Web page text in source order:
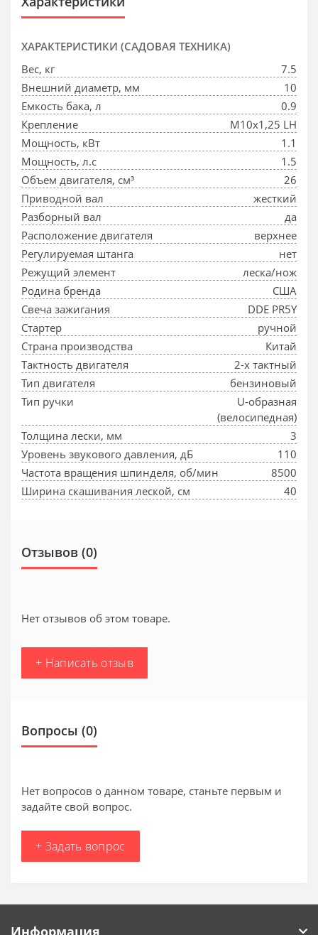
ХАРАКТЕРИСТИКИ (САДОВАЯ ТЕХНИКА)
Вес, кг
7.5
Внешний диаметр, мм
10
Емкость бака, л
0.9
Крепление
М10х1,25 LH
Мощность, кВт
1.1
Мощность, л.с
1.5
Объем двигателя, см³
26
Приводной вал
жесткий
Разборный вал
да
Расположение двигателя
верхнее
Регулируемая штанга
нет
Режущий элемент
леска/нож
Родина бренда
США
Свеча зажигания
DDE PR5Y
Стартер
ручной
Страна производства
Китай
Тактность двигателя
2-х тактный
Тип двигателя
бензиновый
Тип ручки
U-образная
(велосипедная)
Толщина лески, мм
3
Уровень звукового давления, дБ
110
Частота вращения шпинделя, об/мин
8500
Ширина скашивания леской, см
40
Отзывов (0)
Нет отзывов об этом товаре.
+ Написать отзыв
Вопросы (0)
Нет вопросов о данном товаре, станьте первым и
задайте свой вопрос.
+ Задать вопрос
Информация